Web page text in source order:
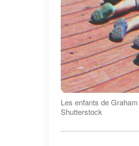
Les enfants de
Shutterstock